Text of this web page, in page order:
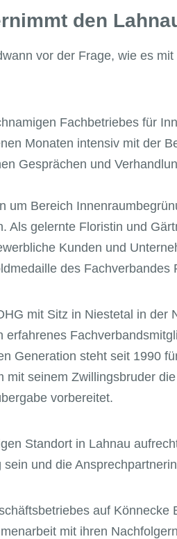
den
vor der Frage, wie es
Fachbetriebes für
Monaten intensiv mit der
Gesprächen und
Bereich
Als gelernte Floristin und
Kunden und
des Fachverbandes
mit Sitz in Niestetal in
Generation steht seit 1990
seinem Zwillingsbruder
vorbereitet.
Standort in Lahnau
und die
auf
mit ihren